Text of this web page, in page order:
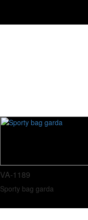
VA-1189
Sporty bag garda